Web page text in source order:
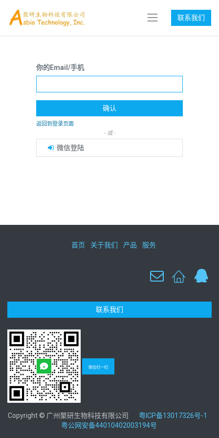
联系我们
你的Email/手机
确认
返回到登录页面
- 或 -
微信登陆
首页 关于我们 产品 服务
联系我们
微信扫一扫
Copyright © 广州聚研生物科技有限公司 粤ICP备13017326号-1
粤公网安备44010402003194号